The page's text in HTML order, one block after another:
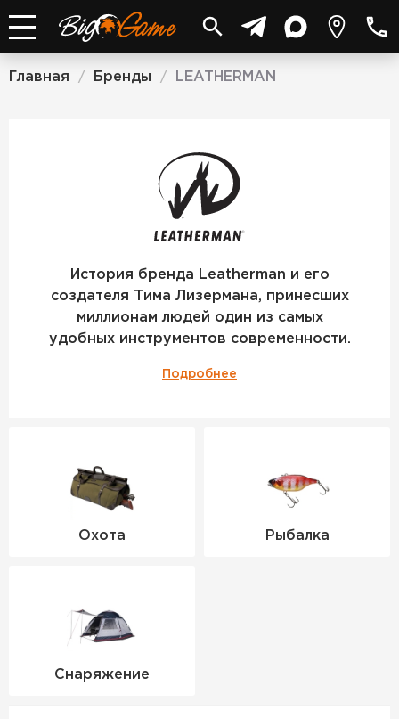
Главная / Бренды / LEATHERMAN
История бренда Leatherman и его
создателя Тима Лизермана, принесших
миллионам людей один из самых
удобных инструментов современности.
Подробнее
Охота Рыбалка
Снаряжение